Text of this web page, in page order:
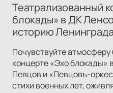
Театрализованный
блокады» в ДК
историю Ленинграда
Почувствуйте
концерте «Эхо блокады»
Певцов и «Певцовъ-
стихи военных лет,